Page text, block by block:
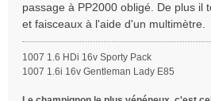
passage à PP2000 obligé. De plus il
et faisceaux à l'aide d'un multimètre.
1007 1.6 HDi 16v Sporty Pack
1007 1.6i 16v Gentleman Lady E85